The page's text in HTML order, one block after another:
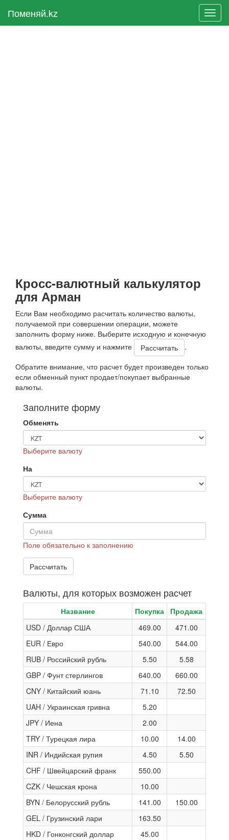
Поменяй.kz
Кросс-валютный калькулятор
для Арман
Если Вам необходимо расчитать количество валюты,
получаемой при совершении операции, можете
заполнить форму ниже. Выберите исходную и конечную
валюты, введите сумму и нажмите
.
Обратите внимание, что расчет будет произведен только
если обменный пункт продает/покупает выбранные
валюты.
Заполните форму
Обменять
Выберите валюту
На
Выберите валюту
Сумма
Поле обязательно к заполнению
Валюты, для которых возможен расчет
Название Покупка
Продажа
USD / Доллар США
469.00
471.00
EUR / Евро
540.00
544.00
RUB / Российский рубль
5.50
5.58
GBP / Фунт стерлингов
640.00
660.00
CNY / Китайский юань
71.10
72.50
UAH / Украинская гривна
5.20
JPY / Иена
2.00
TRY / Турецкая лира
10.00
14.00
INR / Индийская рупия
4.50
5.50
CHF / Швейцарский франк
550.00
CZK / Чешская крона
10.00
BYN / Белорусский рубль
141.00
150.00
GEL / Грузинский лари
163.50
HKD / Гонконгский доллар
45.00